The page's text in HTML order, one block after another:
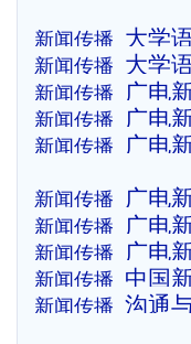
新闻传播 大学
新闻传播 大学
新闻传播 广电
辑工作
新闻传播 广电
解说
新闻传播 广电
新闻传播
广电
新闻传播 广电
二章我国的广
新闻传播 广电
新闻传播 中国
习精要
新闻传播 沟通